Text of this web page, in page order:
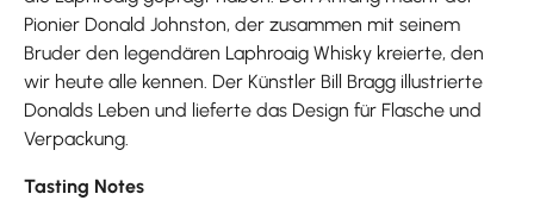
Pionier Donald Johnston, der zusammen mit seinem
Bruder den legendären Laphroaig Whisky kreierte, den
wir heute alle kennen. Der Künstler Bill Bragg illustrierte
Donalds Leben und lieferte das Design für Flasche und
Verpackung.
Tasting Notes